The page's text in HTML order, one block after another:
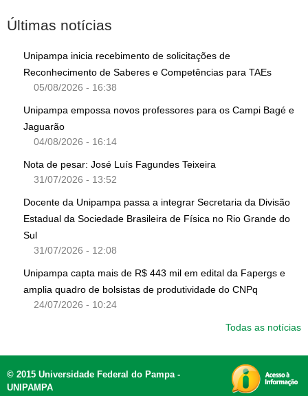
Últimas notícias
Unipampa inicia recebimento de solicitações de
Reconhecimento de Saberes e Competências para TAEs
05/08/2026 - 16:38
Unipampa empossa novos professores para os Campi Bagé e
Jaguarão
04/08/2026 - 16:14
Nota de pesar: José Luís Fagundes Teixeira
31/07/2026 - 13:52
Docente da Unipampa passa a integrar Secretaria da Divisão
Estadual da Sociedade Brasileira de Física no Rio Grande do
Sul
31/07/2026 - 12:08
Unipampa capta mais de R$ 443 mil em edital da Fapergs e
amplia quadro de bolsistas de produtividade do CNPq
24/07/2026 - 10:24
Todas as notícias
© 2015 Universidade Federal do Pampa -
UNIPAMPA